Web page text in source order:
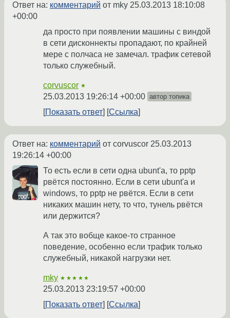
Ответ на: комментарий от mky 25.03.2013 18:10:08
+00:00
да просто при появлении машины с виндой
в сети дисконнекты пропадают, по крайней
мере с полчаса не замечал. трафик сетевой
только служебный.
corvuscor ★
25.03.2013 19:26:14 +00:00 автор топика
Показать ответ Ссылка
Ответ на: комментарий от corvuscor 25.03.2013
19:26:14 +00:00
То есть если в сети одна ubunt'а, то pptp
рвётся постоянно. Если в сети ubunt'а и
windows, то pptp не рвётся. Если в сети
никаких машин нету, то что, тунель рвётся
или держится?
А так это вобще какое-то странное
поведение, особенно если трафик только
служебный, никакой нагрузки нет.
mky ★★★★★
25.03.2013 23:19:57 +00:00
Показать ответ
Ссылка